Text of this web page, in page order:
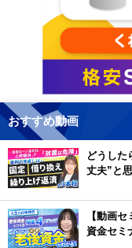
おすすめ動画
どうした
丈夫”と
【動画
資金セミ